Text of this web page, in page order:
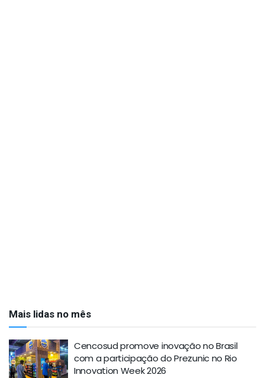
Mais lidas no mês
Cencosud promove inovação no Brasil
com a participação do Prezunic no Rio
Innovation Week 2026